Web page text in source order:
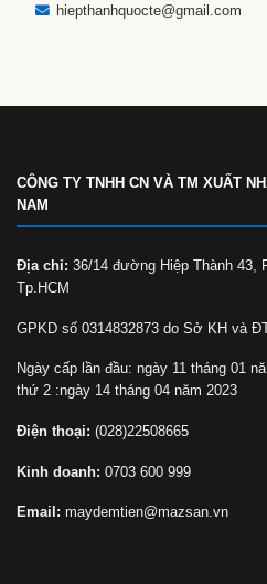
hiepthanhquocte@gmail.com
CÔNG TY TNHH CN VÀ TM XUẤT
NAM
Địa chỉ: 36/14 đường Hiệp Thành 43,
Tp.HCM
GPKD số 0314832873 do Sở KH và
Ngày cấp lần đầu: ngày 11 tháng 01
thứ 2 :ngày 14 tháng 04 năm 2023
Điện thoại: (028)22508665
Kinh doanh: 0703 600 999
Email: maydemtien@mazsan.vn